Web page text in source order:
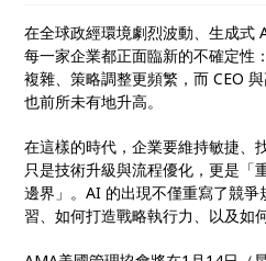
在全球政經環境劇烈波動、生成式
每一家企業都正面臨新的不確定性
複雜、策略調整更頻繁，而 CEO
也前所未有地升高。
在這樣的時代，企業要維持敏捷、
只是技術升級與流程優化，更是「
邊界」。AI 的出現不僅重寫了競
習、如何打造戰略執行力、以及如